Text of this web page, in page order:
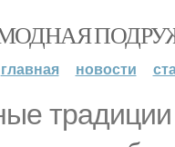
главная новости
традиции